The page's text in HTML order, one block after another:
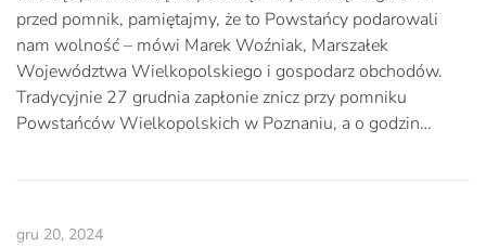
przed pomnik, pamiętajmy, że to Powstańcy podarowali
nam wolność – mówi Marek Woźniak, Marszałek
Województwa Wielkopolskiego i gospodarz obchodów.
Tradycyjnie 27 grudnia zapłonie znicz przy pomniku
Powstańców Wielkopolskich w Poznaniu, a o godzin…
gru 20, 2024